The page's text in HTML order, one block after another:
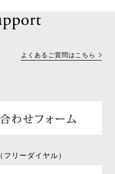
よくあるご質問はこちら
リーダイヤル）